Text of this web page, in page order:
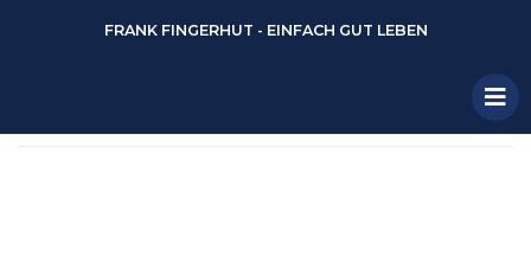
FRANK FINGERHUT - EINFACH GUT LEBEN